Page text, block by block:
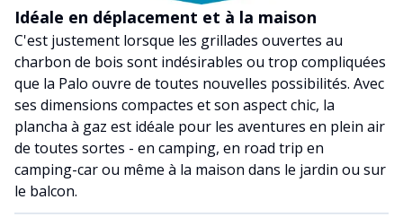
Idéale en déplacement et à la maison
C'est justement lorsque les grillades ouvertes au
charbon de bois sont indésirables ou trop compliquées
que la Palo ouvre de toutes nouvelles possibilités. Avec
ses dimensions compactes et son aspect chic, la
plancha à gaz est idéale pour les aventures en plein air
de toutes sortes - en camping, en road trip en
camping-car ou même à la maison dans le jardin ou sur
le balcon.